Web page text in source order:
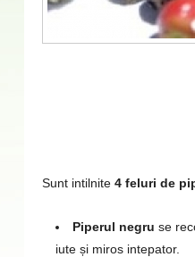
Sunt intilnite 4 feluri de
Piperul negru se
iute și miros intepator.